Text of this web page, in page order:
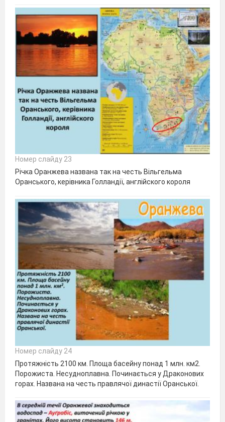
Номер слайду 23
Річка Оранжева названа так на честь Вільгельма
Оранського, керівника Голландії, англійского короля
Номер слайду 24
Протяжність 2100 км. Площа басейну понад 1 млн. км2.
Порожиста. Несудноплавна. Починається у Драконових
горах. Названа на честь правлячої династії Оранської.